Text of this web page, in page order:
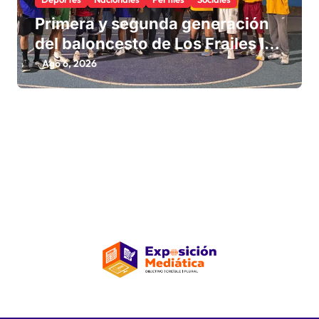
Primera y segunda generación
del baloncesto de Los Frailes I
fortalecen la hermandad en
histórico reencuentro
Ago 6, 2026